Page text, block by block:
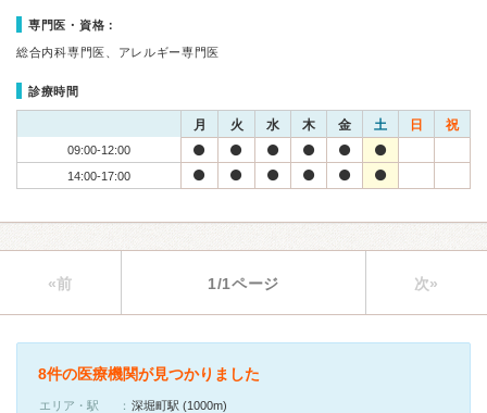
専門医・資格：
総合内科専門医、アレルギー専門医
診療時間
月 火 水 木 金 土 日 祝
09:00-12:00
14:00-17:00
«前 1/1ページ 次»
8件の医療機関が見つかりました
エリア・駅
深堀町駅 (1000m)